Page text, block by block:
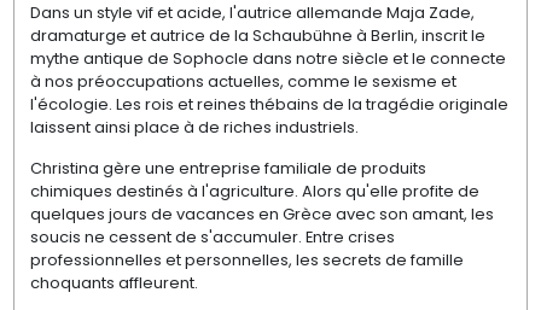
Dans un style vif et acide, l'autrice allemande Maja Zade,
dramaturge et autrice de la Schaubühne à Berlin, inscrit le
mythe antique de Sophocle dans notre siècle et le connecte
à nos préoccupations actuelles, comme le sexisme et
l'écologie. Les rois et reines thébains de la tragédie originale
laissent ainsi place à de riches industriels.
Christina gère une entreprise familiale de produits
chimiques destinés à l'agriculture. Alors qu'elle profite de
quelques jours de vacances en Grèce avec son amant, les
soucis ne cessent de s'accumuler. Entre crises
professionnelles et personnelles, les secrets de famille
choquants affleurent.